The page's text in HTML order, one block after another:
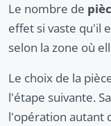
Le nombre de
effet si vaste qu'il
selon la zone où
Le choix de la
l'étape suivante.
l'opération autant